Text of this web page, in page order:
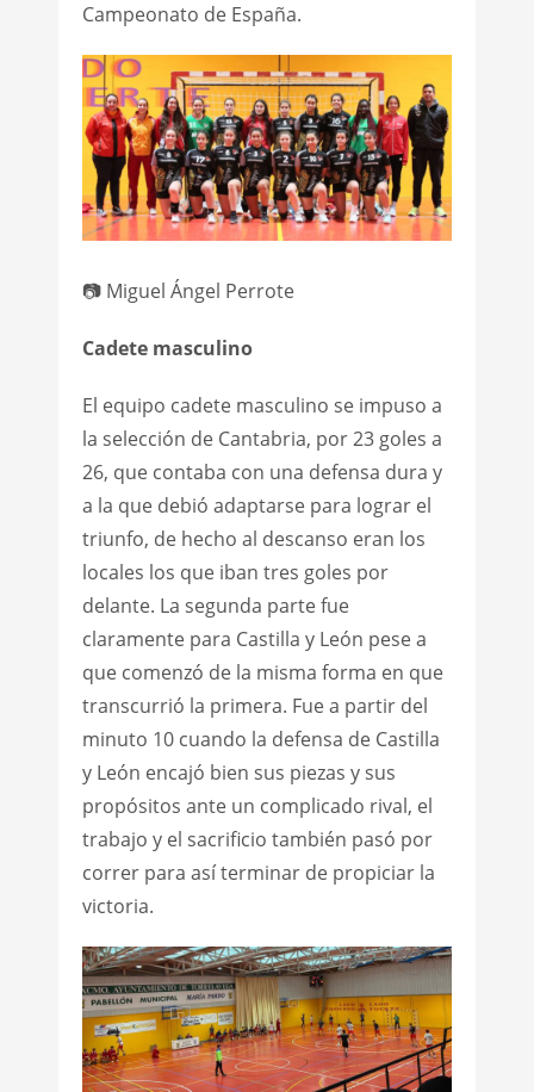
Campeonato de España.
📷 Miguel Ángel Perrote
Cadete masculino
El equipo cadete masculino se impuso a
la selección de Cantabria, por 23 goles a
26, que contaba con una defensa dura y
a la que debió adaptarse para lograr el
triunfo, de hecho al descanso eran los
locales los que iban tres goles por
delante. La segunda parte fue
claramente para Castilla y León pese a
que comenzó de la misma forma en que
transcurrió la primera. Fue a partir del
minuto 10 cuando la defensa de Castilla
y León encajó bien sus piezas y sus
propósitos ante un complicado rival, el
trabajo y el sacrificio también pasó por
correr para así terminar de propiciar la
victoria.